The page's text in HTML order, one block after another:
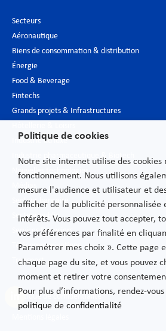
Secteurs
Aéronautique
Biens de consommation & distribution
Énergie
Food & Beverage
Fintechs
Grands projets & Infrastructures
Industrie du luxe
Industrie pharmaceutique & Biotech
Nouvelles technologies
Secteur bancaire
Secteur public
Services financiers
Télécommunications
Transport
Politique de confidentialité
Politique de cookies
Notre site internet utilise des cookies
fonctionnement. Nous utilisons
mesure l'audience et utilisateur et
afficher de la publicité personnalisée
intérêts. Vous pouvez tout accepter,
vos préférences par finalité en
Paramétrer mes choix ». Cette page
chaque page du site, et vous pouvez
moment et retirer votre
Pour plus d’informations, rendez-
politique de confidentialité